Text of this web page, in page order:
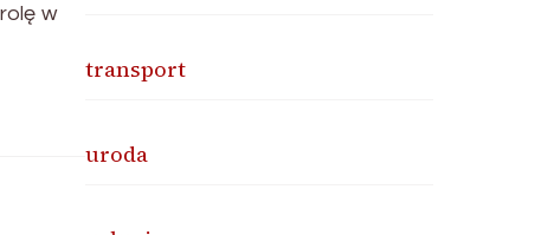
w
transport
uroda